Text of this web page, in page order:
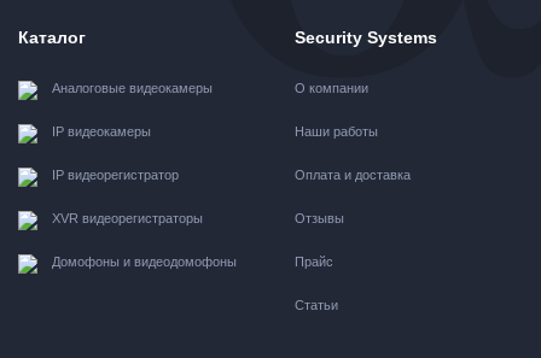
Каталог
Аналоговые видеокамеры
IP видеокамеры
IP видеорегистратор
XVR видеорегистраторы
Домофоны и видеодомофоны
Security Systems
О компании
Наши работы
Оплата и доставка
Отзывы
Прайс
Статьи